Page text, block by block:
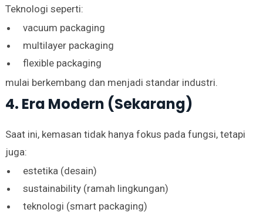
Teknologi seperti:
vacuum packaging
multilayer packaging
flexible packaging
mulai berkembang dan menjadi standar industri.
4. Era Modern (Sekarang)
Saat ini, kemasan tidak hanya fokus pada fungsi, tetapi
juga:
estetika (desain)
sustainability (ramah lingkungan)
teknologi (smart packaging)